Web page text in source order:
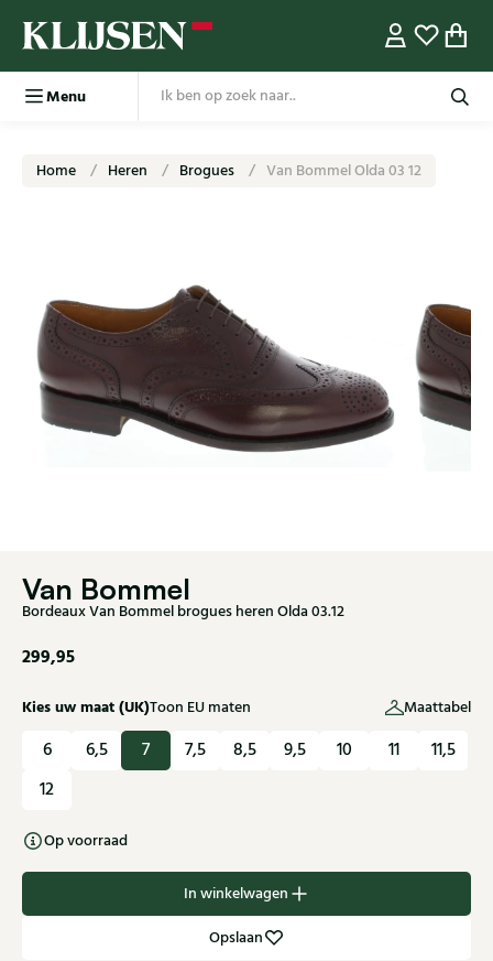
Menu
Home Heren Brogues Van Bommel Olda 03 12
Van Bommel
Bordeaux Van Bommel brogues heren Olda 03.12
299,95
Kies uw maat (UK)Toon EU maten Maattabel
6 6,5 7 7,5 8,5 9,5 10 11
11,5
12
Op voorraad
In winkelwagen
Opslaan